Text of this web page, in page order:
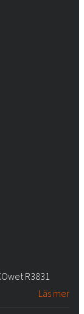
R3831
Läs mer